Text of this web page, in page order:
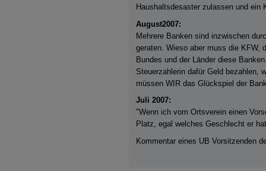
Haushaltsdesaster zulassen und ein
August2007:
Mehrere Banken sind inzwischen
geraten. Wieso aber muss die KFW,
Bundes und der Länder diese
Steuerzahlerin dafür Geld bezahlen,
müssen WIR das Glückspiel der
Juli 2007:
"Wenn ich vom Ortsverein einen
Platz, egal welches Geschlecht er
Kommentar eines UB Vorsitzenden